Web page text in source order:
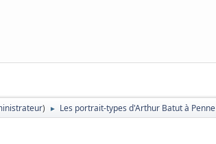
) ► Les portrait-types d'Arthur Batut à Penne